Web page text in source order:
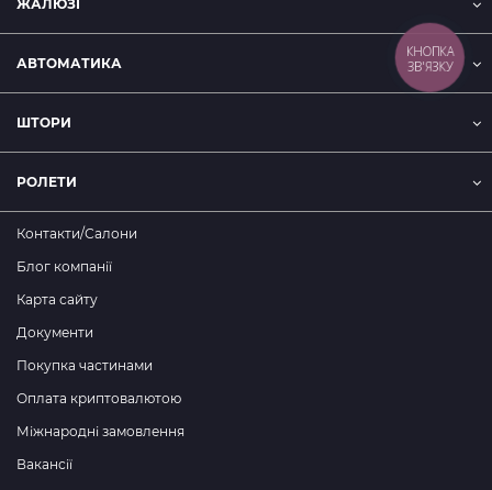
ЖАЛЮЗІ
АВТОМАТИКА
ШТОРИ
РОЛЕТИ
Контакти/Салони
Блог компанії
Карта сайту
Документи
Покупка частинами
Оплата криптовалютою
Міжнародні замовлення
Вакансії
КНОПКА
ЗВ'ЯЗКУ